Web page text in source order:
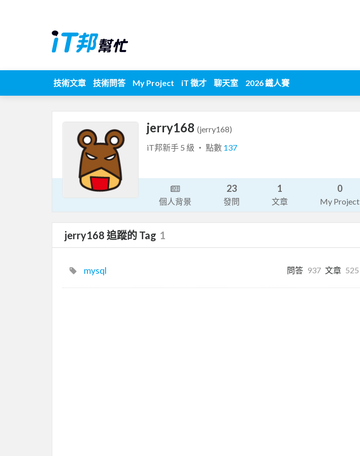
技術文章 技術問答 My Project iT 徵才 聊天室 2026 鐵人賽
jerry168 (jerry168)
iT邦新手 5 級 ‧ 點數 137
個人背景
23
發問
1
文章
0
My Project
jerry168 追蹤的 Tag 1
mysql 問答 937 文章 525